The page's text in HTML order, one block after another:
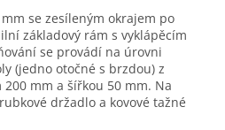
se zesíleným okrajem po
základový rám s vyklápěcím
se provádí na úrovni
(jedno otočné s brzdou) z
mm a šířkou 50 mm. Na
držadlo a kovové tažné